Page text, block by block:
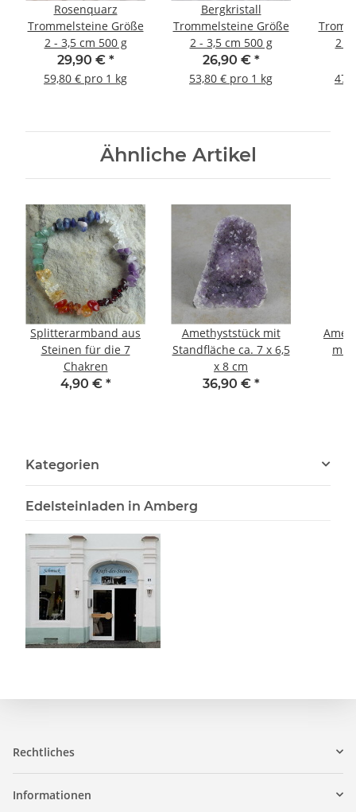
Rosenquarz
Trommelsteine Größe
2 - 3,5 cm 500 g
29,90 € *
59,80 € pro 1 kg
Bergkristall
Trommelsteine Größe
2 - 3,5 cm 500 g
26,90 € *
53,80 € pro 1 kg
2 -
Ähnliche Artikel
Splitterarmband aus
Steinen für die 7
Chakren
4,90 € *
Amethyststück mit
Standfläche ca. 7 x 6,5
x 8 cm
36,90 € *
mit
Kategorien
Edelsteinladen in Amberg
Rechtliches
Informationen